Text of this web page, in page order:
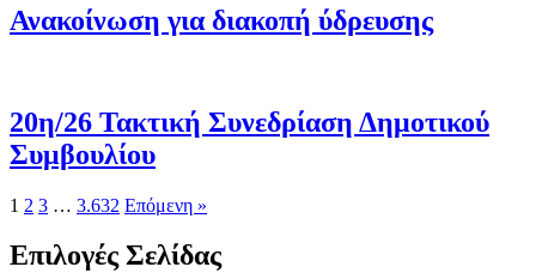
Ανακοίνωση για διακοπή ύδρευσης
20η/26 Τακτική Συνεδρίαση Δημοτικού
Συμβουλίου
1 2 3 … 3.632 Επόμενη »
Επιλογές Σελίδας